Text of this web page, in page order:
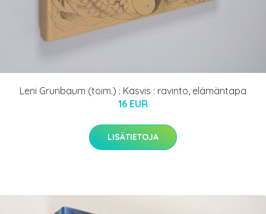
Leni Grunbaum (toim.) : Kasvis : ravinto, elämäntapa
16 EUR
LISÄTIETOJA